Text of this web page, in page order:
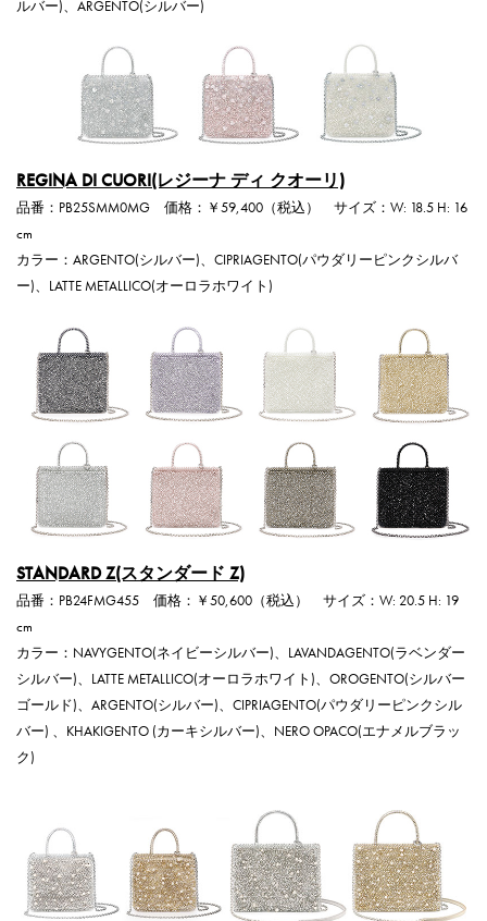
ルバー)、ARGENTO(シルバー)
REGINA DI CUORI(レジーナ ディ クオーリ)
品番：PB25SMM0MG 価格：￥59,400（税込） サイズ：W: 18.5 H: 16
cm
カラー：ARGENTO(シルバー)、CIPRIAGENTO(パウダリーピンクシルバ
ー)、LATTE METALLICO(オーロラホワイト)
STANDARD Z(スタンダード Z)
品番：PB24FMG455 価格：￥50,600（税込） サイズ：W: 20.5 H: 19
cm
カラー：NAVYGENTO(ネイビーシルバー)、LAVANDAGENTO(ラベンダー
シルバー)、LATTE METALLICO(オーロラホワイト)、OROGENTO(シルバー
ゴールド)、ARGENTO(シルバー)、CIPRIAGENTO(パウダリーピンクシル
バー) 、KHAKIGENTO (カーキシルバー)、NERO OPACO(エナメルブラッ
ク)